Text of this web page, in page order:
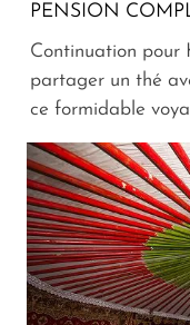
PENSION
Continuation pour
partager un thé
ce formidable